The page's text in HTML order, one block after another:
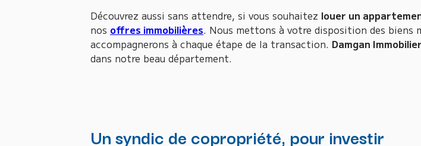
Découvrez aussi sans attendre, si vous souhaitez louer un
nos offres immobilières. Nous mettons à votre disposition des biens
accompagnerons à chaque étape de la transaction. Damgan Immobilier
dans notre beau département.
Un syndic de copropriété, pour investir